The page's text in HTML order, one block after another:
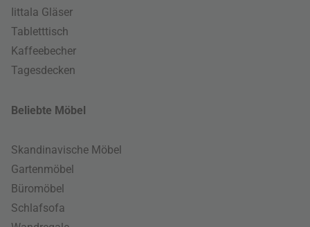
Iittala Gläser
Tabletttisch
Kaffeebecher
Tagesdecken
Beliebte Möbel
Skandinavische Möbel
Gartenmöbel
Büromöbel
Schlafsofa